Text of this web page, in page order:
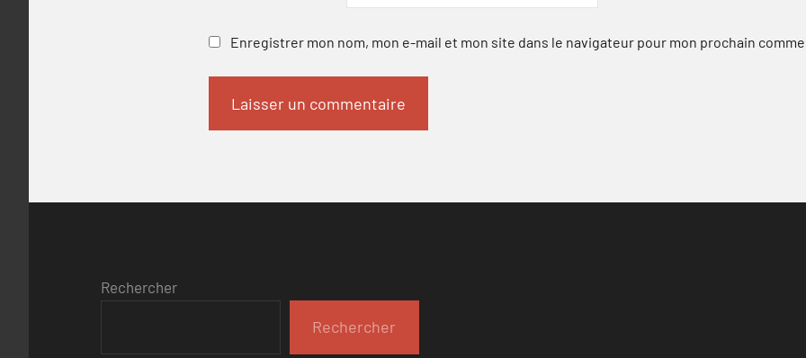
Enregistrer mon nom, mon e-mail et mon site dans le navigateur pour mon prochain
Rechercher
Rechercher